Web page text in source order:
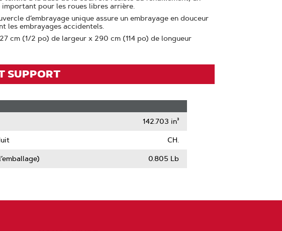
important pour les roues libres arrière.
d’embrayage unique assure un embrayage en douceur
les embrayages accidentels.
cm (1/2 po) de largeur x 290 cm (114 po) de longueur
SUPPORT
142.703 in³
CH.
0.805 Lb